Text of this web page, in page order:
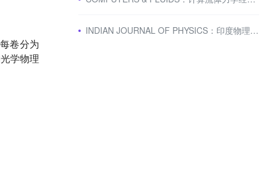
卷分为
学物理
INDIAN JOURNAL OF PHYSICS：印度物理期刊